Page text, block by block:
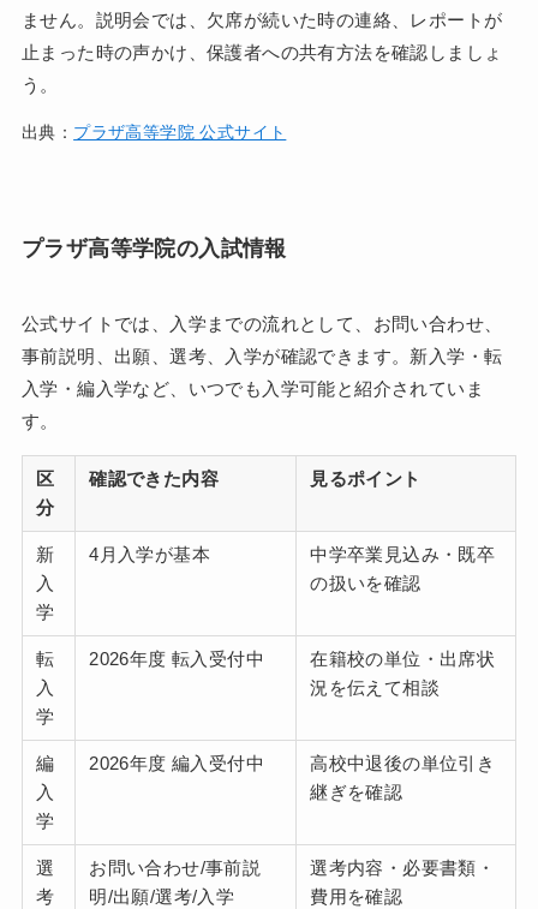
ません。説明会では、欠席が続いた時の連絡、レポートが
止まった時の声かけ、保護者への共有方法を確認しましょ
う。
出典： プラザ高等学院 公式サイト
プラザ高等学院の入試情報
公式サイトでは、入学までの流れとして、お問い合わせ、
事前説明、出願、選考、入学が確認できます。新入学・転
入学・編入学など、いつでも入学可能と紹介されていま
す。
区
分
確認できた内容 見るポイント
新
入
学
4月入学が基本
中学卒業見込み・既卒
の扱いを確認
転
入
学
2026年度 転入受付中
在籍校の単位・出席状
況を伝えて相談
編
入
学
2026年度 編入受付中
高校中退後の単位引き
継ぎを確認
選
考
お問い合わせ/事前説
明/出願/選考/入学
選考内容・必要書類・
費用を確認